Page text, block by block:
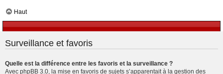
Haut
Surveillance et favoris
Quelle est la différence entre les favoris et la surveillance ?
Avec phpBB 3.0, la mise en favoris de sujets s’apparentait à la gestion des